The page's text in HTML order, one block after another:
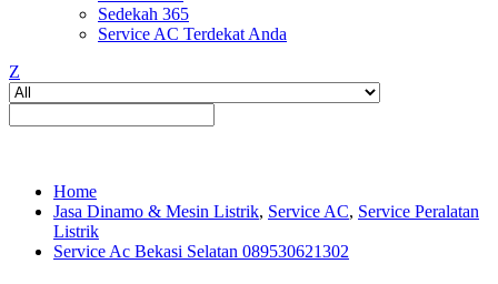
Sedekah 365
Service AC Terdekat Anda
Z
Home
Jasa Dinamo & Mesin Listrik, Service AC, Service Peralatan
Listrik
Service Ac Bekasi Selatan 089530621302